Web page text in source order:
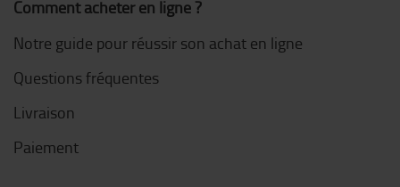
Comment acheter en ligne ?
Notre guide pour réussir son achat en ligne
Questions fréquentes
Livraison
Paiement